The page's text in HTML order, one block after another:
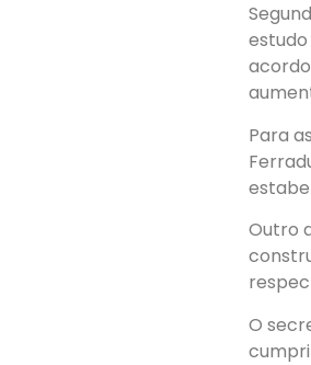
Para
Outro
O